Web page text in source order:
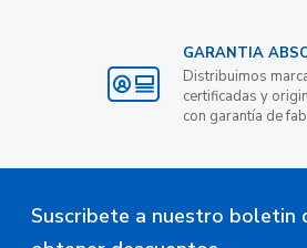
GARANTIA
Distribuimos
certificadas y
con garantía de
Suscribete a nuestro boletin